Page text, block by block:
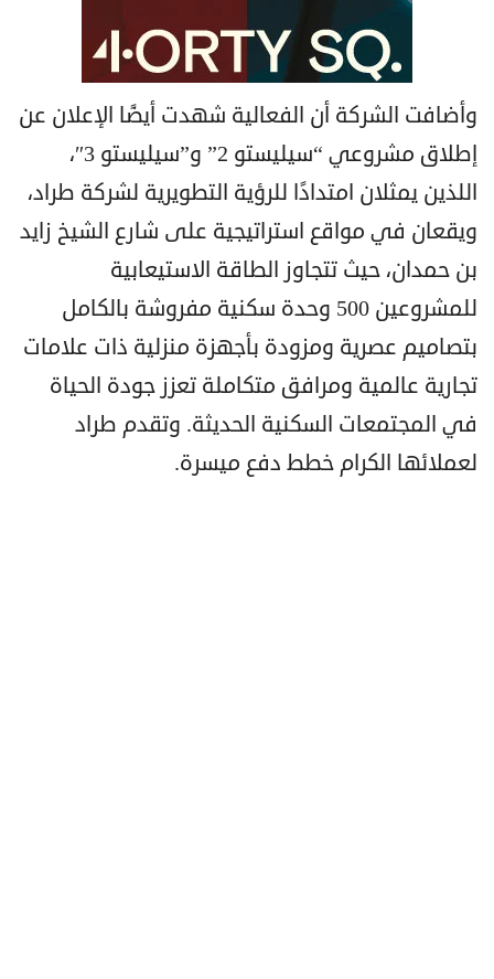
وأضافت الشركة أن الفعالية شهدت أيضًا الإعلان عن
إطلاق مشروعي “سيليستو 2” و”سيليستو 3″،
اللذين يمثلان امتدادًا للرؤية التطويرية لشركة طراد،
ويقعان في مواقع استراتيجية على شارع الشيخ زايد
بن حمدان، حيث تتجاوز الطاقة الاستيعابية
للمشروعين 500 وحدة سكنية مفروشة بالكامل
بتصاميم عصرية ومزودة بأجهزة منزلية ذات علامات
تجارية عالمية ومرافق متكاملة تعزز جودة الحياة
في المجتمعات السكنية الحديثة. وتقدم طراد
لعملائها الكرام خطط دفع ميسرة.